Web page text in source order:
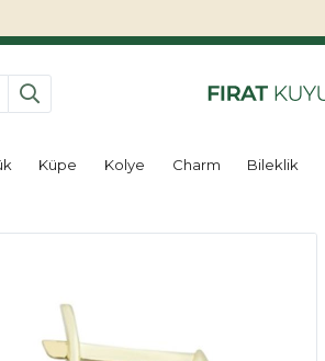
Küpe Kolye Charm Bileklik